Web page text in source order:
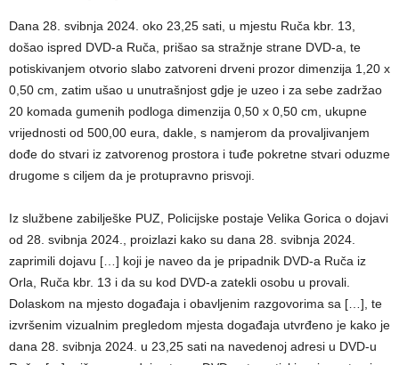
Dana 28. svibnja 2024. oko 23,25 sati, u mjestu Ruča kbr. 13,
došao ispred DVD-a Ruča, prišao sa stražnje strane DVD-a, te
potiskivanjem otvorio slabo zatvoreni drveni prozor dimenzija 1,20 x
0,50 cm, zatim ušao u unutrašnjost gdje je uzeo i za sebe zadržao
20 komada gumenih podloga dimenzija 0,50 x 0,50 cm, ukupne
vrijednosti od 500,00 eura, dakle, s namjerom da provaljivanjem
dođe do stvari iz zatvorenog prostora i tuđe pokretne stvari oduzme
drugome s ciljem da je protupravno prisvoji.
Iz službene zabilješke PUZ, Policijske postaje Velika Gorica o dojavi
od 28. svibnja 2024., proizlazi kako su dana 28. svibnja 2024.
zaprimili dojavu […] koji je naveo da je pripadnik DVD-a Ruča iz
Orla, Ruča kbr. 13 i da su kod DVD-a zatekli osobu u provali.
Dolaskom na mjesto događaja i obavljenim razgovorima sa […], te
izvršenim vizualnim pregledom mjesta događaja utvrđeno je kako je
dana 28. svibnja 2024. u 23,25 sati na navedenoj adresi u DVD-u